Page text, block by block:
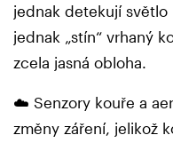
jednak detekují světlo
jednak „stín“ vrhaný
zcela jasná obloha.
☁️ Senzory kouře a
změny záření, jelikož